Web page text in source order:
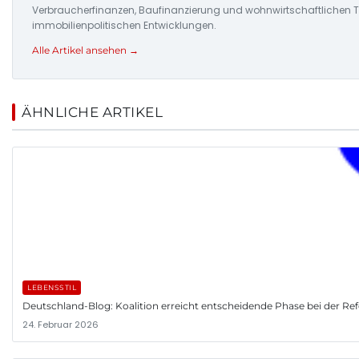
Verbraucherfinanzen, Baufinanzierung und wohnwirtschaftlichen
immobilienpolitischen Entwicklungen.
Alle Artikel ansehen →
ÄHNLICHE ARTIKEL
LEBENSSTIL
Deutschland-Blog: Koalition erreicht entscheidende Phase bei der
24. Februar 2026